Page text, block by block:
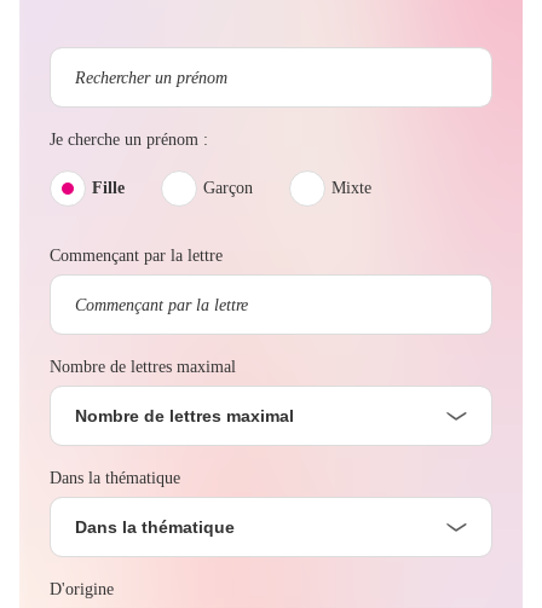
Je cherche un prénom :
Fille Garçon Mixte
Commençant par la lettre
Nombre de lettres maximal
Nombre de lettres maximal
Dans la thématique
Dans la thématique
D'origine